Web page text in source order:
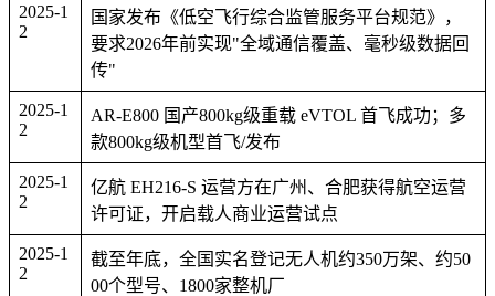
2025-1
2
国家发布《低空飞行综合监管服务平台规范》，
要求2026年前实现"全域通信覆盖、毫秒级数据回
传"
2025-1
2
AR-E800 国产800kg级重载 eVTOL 首飞成功；多
款800kg级机型首飞/发布
2025-1
2
亿航 EH216-S 运营方在广州、合肥获得航空运营
许可证，开启载人商业运营试点
2025-1
2
截至年底，全国实名登记无人机约350万架、约50
00个型号、1800家整机厂